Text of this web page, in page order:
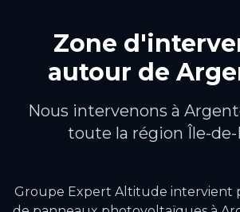
Zone
autour de
Nous intervenons à
toute la région Île-
Groupe Expert Altitude intervient